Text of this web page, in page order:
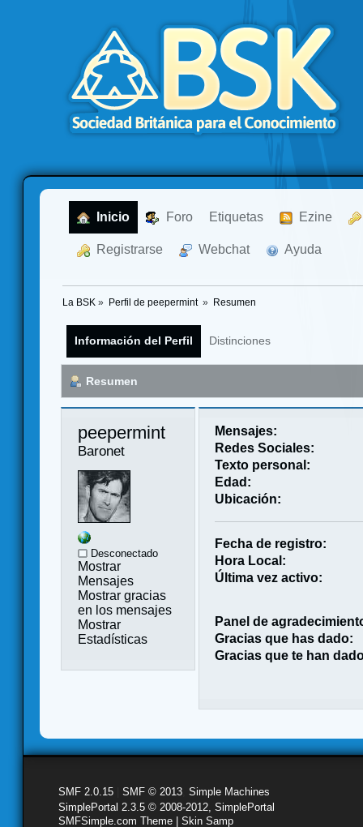
Inicio Foro Etiquetas Ezine
Registrarse Webchat Ayuda
La BSK » Perfil de peepermint » Resumen
Información del Perfil Distinciones
Resumen
peepermint
Baronet
Desconectado
Mostrar
Mensajes
Mostrar gracias
en los mensajes
Mostrar
Estadísticas
Mensajes:
Redes Sociales:
Texto personal:
Edad:
Ubicación:
Fecha de registro:
Hora Local:
Última vez activo:
Panel de
Gracias que has dado:
Gracias que te han
SMF 2.0.15 SMF © 2013 Simple Machines
SimplePortal 2.3.5 © 2008-2012, SimplePortal
SMFSimple.com Theme | Skin Samp